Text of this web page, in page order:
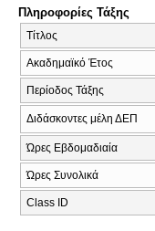
Πληροφορίες Τάξης
Τίτλος
Ακαδημαϊκό Έτος
Περίοδος Τάξης
Διδάσκοντες μέλη ΔΕΠ
Ώρες Εβδομαδιαία
Ώρες Συνολικά
Class ID